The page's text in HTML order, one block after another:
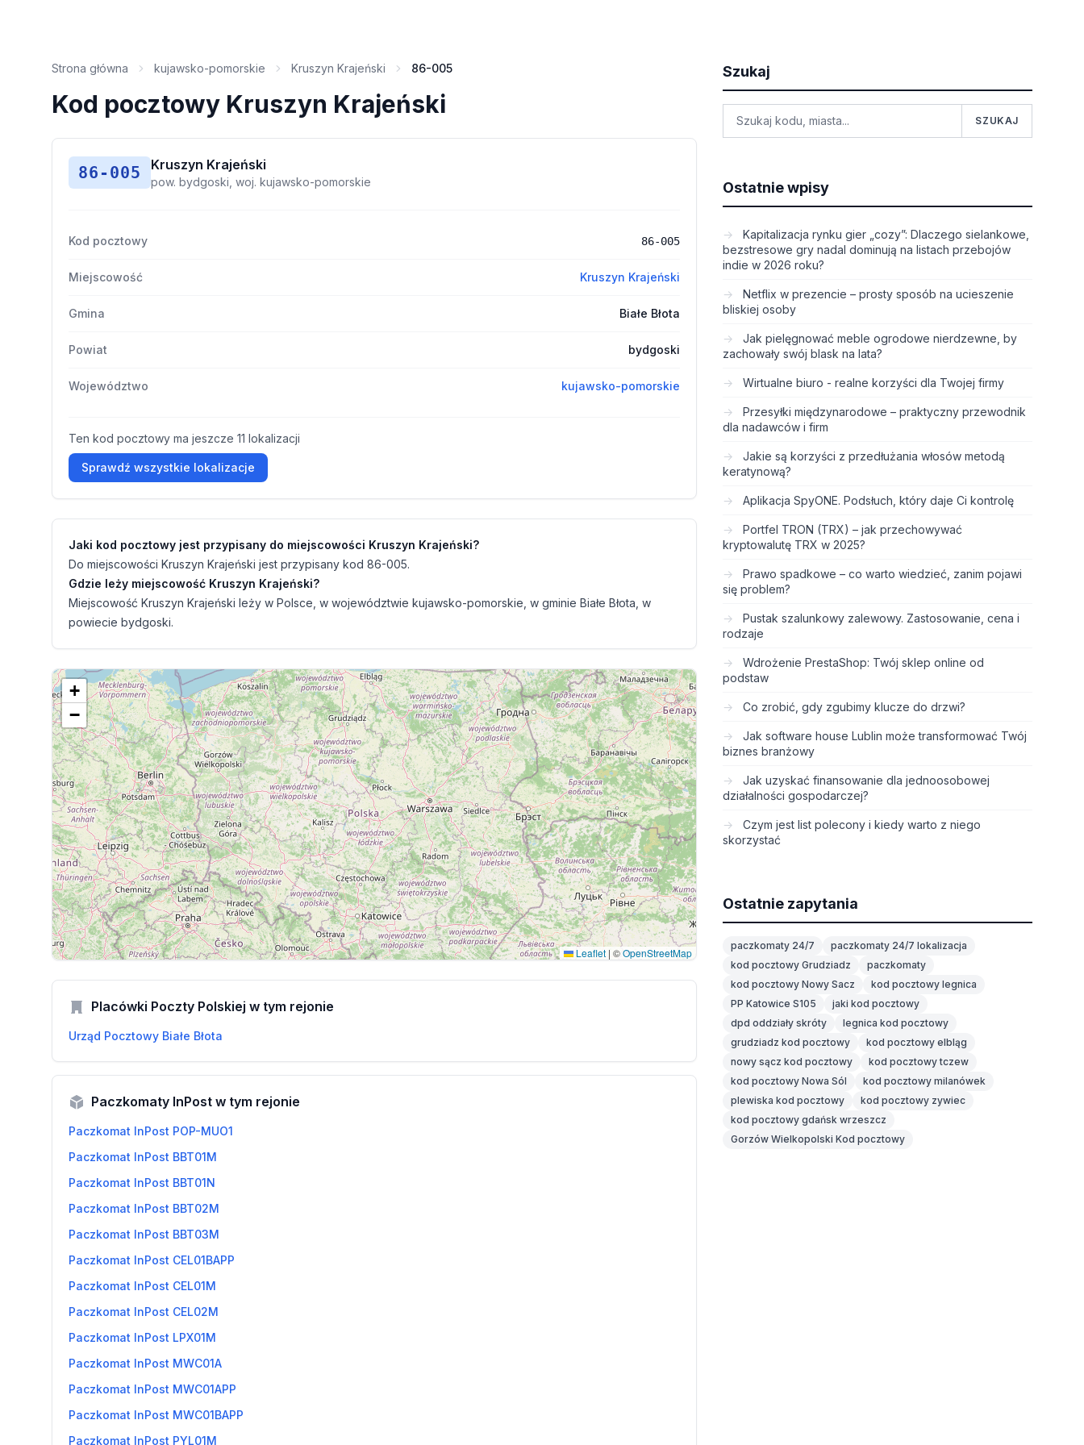
Strona główna kujawsko-pomorskie Kruszyn Krajeński 86-005
Kod pocztowy Kruszyn Krajeński
86-005 Kruszyn Krajeński
pow. bydgoski, woj. kujawsko-pomorskie
Kod pocztowy 86-005
Miejscowość Kruszyn Krajeński
Gmina Białe Błota
Powiat bydgoski
Województwo kujawsko-pomorskie
Ten kod pocztowy ma jeszcze 11 lokalizacji
Sprawdź wszystkie lokalizacje
Jaki kod pocztowy jest przypisany do miejscowości Kruszyn Krajeński?
Do miejscowości Kruszyn Krajeński jest przypisany kod 86-005.
Gdzie leży miejscowość Kruszyn Krajeński?
Miejscowość Kruszyn Krajeński leży w Polsce, w województwie kujawsko-pomorskie, w gminie Białe Błota, w
powiecie bydgoski.
+
−
Leaflet | ©OpenStreetMap
Placówki Poczty Polskiej w tym rejonie
Urząd Pocztowy Białe Błota
Paczkomaty InPost w tym rejonie
Paczkomat InPost POP-MUO1
Paczkomat InPost BBT01M
Paczkomat InPost BBT01N
Paczkomat InPost BBT02M
Paczkomat InPost BBT03M
Paczkomat InPost CEL01BAPP
Paczkomat InPost CEL01M
Paczkomat InPost CEL02M
Paczkomat InPost LPX01M
Paczkomat InPost MWC01A
Paczkomat InPost MWC01APP
Paczkomat InPost MWC01BAPP
Paczkomat InPost PYL01M
Szukaj
SZUKAJ
Ostatnie wpisy
Kapitalizacja rynku gier „cozy”: Dlaczego sielankowe,
bezstresowe gry nadal dominują na listach przebojów
indie w 2026 roku?
Netflix w prezencie – prosty sposób na ucieszenie
bliskiej osoby
Jak pielęgnować meble ogrodowe nierdzewne, by
zachowały swój blask na lata?
Wirtualne biuro - realne korzyści dla Twojej firmy
Przesyłki międzynarodowe – praktyczny przewodnik
dla nadawców i firm
Jakie są korzyści z przedłużania włosów metodą
keratynową?
Aplikacja SpyONE. Podsłuch, który daje Ci kontrolę
Portfel TRON (TRX) – jak przechowywać
kryptowalutę TRX w 2025?
Prawo spadkowe – co warto wiedzieć, zanim pojawi
się problem?
Pustak szalunkowy zalewowy. Zastosowanie, cena i
rodzaje
Wdrożenie PrestaShop: Twój sklep online od
podstaw
Co zrobić, gdy zgubimy klucze do drzwi?
Jak software house Lublin może transformować Twój
biznes branżowy
Jak uzyskać finansowanie dla jednoosobowej
działalności gospodarczej?
Czym jest list polecony i kiedy warto z niego
skorzystać
Ostatnie zapytania
paczkomaty 24/7
paczkomaty 24/7 lokalizacja
kod pocztowy Grudziadz
paczkomaty
kod pocztowy Nowy Sacz
kod pocztowy legnica
PP Katowice S105
jaki kod pocztowy
dpd oddziały skróty
legnica kod pocztowy
grudziadz kod pocztowy
kod pocztowy elbląg
nowy sącz kod pocztowy
kod pocztowy tczew
kod pocztowy Nowa Sól
kod pocztowy milanówek
plewiska kod pocztowy
kod pocztowy zywiec
kod pocztowy gdańsk wrzeszcz
Gorzów Wielkopolski Kod pocztowy